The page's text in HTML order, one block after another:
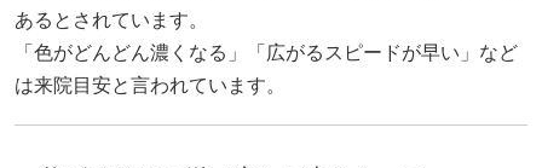
あるとされています。
「色がどんどん濃くなる」「広がるスピードが早い」など
は来院目安と言われています。